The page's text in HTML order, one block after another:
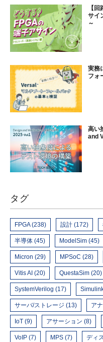
【
サイ
～
実務
フォ
高い
and
タグ
FPGA (238) 設計 (172)
半導体 (45) ModelSim (45)
Micron (29) MPSoC (28)
Vitis AI (20) QuestaSim (20)
SystemVerilog (17)
サーバ/ストレージ (13) ア
IoT (9) アサーション (8)
VoIP (7) MPS (7) ディ